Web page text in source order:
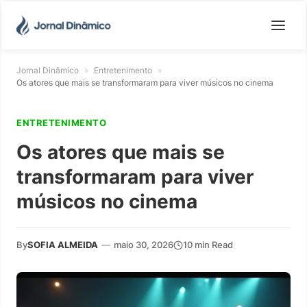
Jornal Dinâmico » Entretenimento »
Os atores que mais se transformaram para viver músicos no cinema
ENTRETENIMENTO
Os atores que mais se
transformaram para viver
músicos no cinema
BySOFIA ALMEIDA — maio 30, 2026 10 min Read